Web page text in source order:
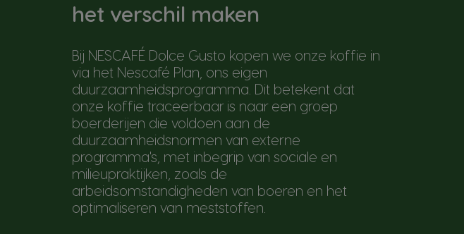
het verschil maken
Bij NESCAFÉ Dolce Gusto kopen we onze koffie in
via het Nescafé Plan, ons eigen
duurzaamheidsprogramma. Dit betekent dat
onze koffie traceerbaar is naar een groep
boerderijen die voldoen aan de
duurzaamheidsnormen van externe
programma's, met inbegrip van sociale en
milieupraktijken, zoals de
arbeidsomstandigheden van boeren en het
optimaliseren van meststoffen.